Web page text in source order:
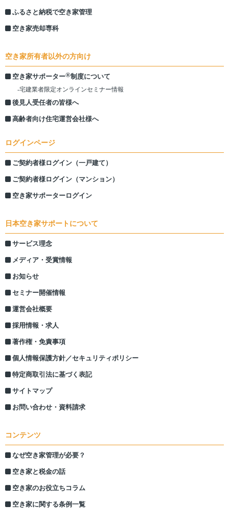
ふるさと納税で空き家管理
空き家売却専科
空き家所有者以外の方向け
空き家サポーター®制度について
-宅建業者限定オンラインセミナー情報
後見人受任者の皆様へ
高齢者向け住宅運営会社様へ
ログインページ
ご契約者様ログイン（一戸建て）
ご契約者様ログイン（マンション）
空き家サポーターログイン
日本空き家サポートについて
サービス理念
メディア・受賞情報
お知らせ
セミナー開催情報
運営会社概要
採用情報・求人
著作権・免責事項
個人情報保護方針／セキュリティポリシー
特定商取引法に基づく表記
サイトマップ
お問い合わせ・資料請求
コンテンツ
なぜ空き家管理が必要？
空き家と税金の話
空き家のお役立ちコラム
空き家に関する条例一覧